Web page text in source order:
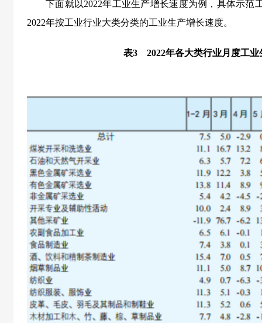
下面就以2022年工业生产增长速度为例，具体示范
2022年按工业行业大类分类的工业生产增长速度。
表3 2022年各大类行业月度工业